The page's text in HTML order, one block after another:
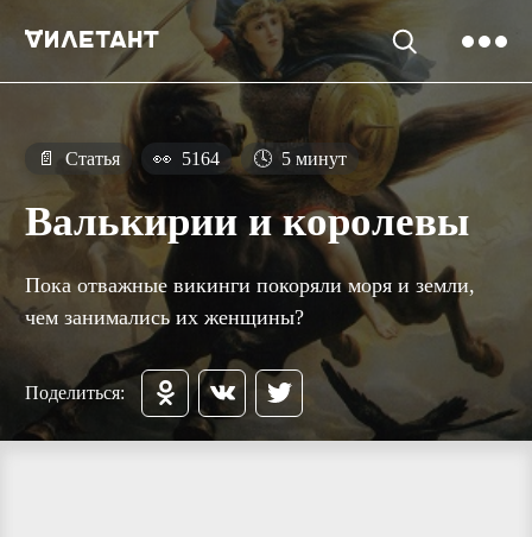
📄 Статья 👀 5164 🕓 5 минут
Валькирии и королевы
Пока отважные викинги покоряли моря и земли,
чем занимались их женщины?
Поделиться: